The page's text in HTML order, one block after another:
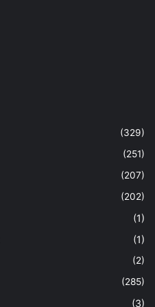
(329)
(251)
(207)
(202)
(1)
(1)
(2)
(285)
(3)